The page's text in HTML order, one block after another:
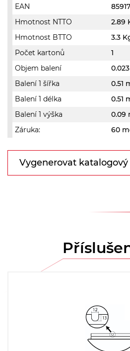
EAN
Hmotnost NTTO
2.89
Hmotnost BTTO
3.3
Počet kartonů
1
Objem balení
Balení 1 šířka
0.51
Balení 1 délka
0.51
Balení 1 výška
0.09
Záruka:
60
Vygenerovat